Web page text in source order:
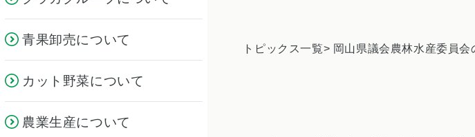
青果卸売について
カット野菜について
農業生産について
トピックス一覧